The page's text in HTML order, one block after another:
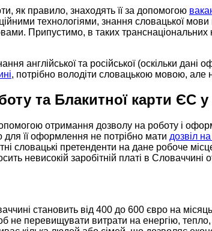
як правило, знаходять її за допомогою
технологіями, знання словацької
Припустимо, в таких
англійської та російської (оскільки
, потрібно володіти словацькою мовою, але
та Блакитної карти ЄС у
отримання дозволу на роботу і
її оформлення не потрібно мати дозвіл
словацькі претенденти на дане робоче
невисокій заробітній платі в Словаччині
становить від 400 до 600 євро на
перевищувати витрати на енергію,